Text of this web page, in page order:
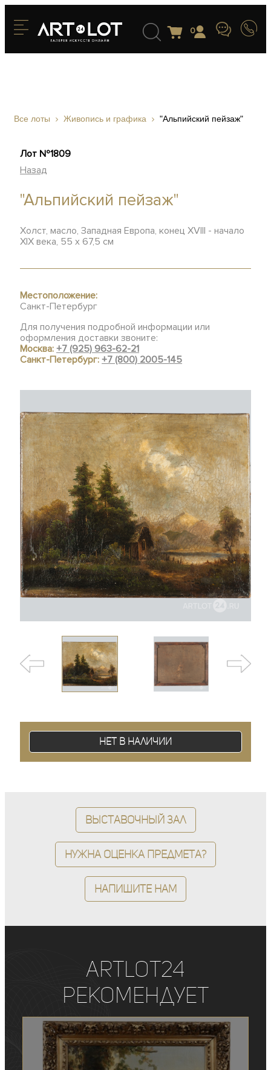
0
Все лоты Живопись и графика "Альпийский пейзаж"
Лот №1809
Назад
"Альпийский пейзаж"
Холст, масло, Западная Европа, конец ХVIII - начало
ХIХ века, 55 х 67,5 см
Местоположение:
Санкт-Петербург
Для получения подробной информации или
оформления доставки звоните:
Москва:+7 (925) 963-62-21
Санкт-Петербург:+7 (800) 2005-145
Нет в наличии
Выставочный зал
Нужна оценка предмета?
Напишите нам
ArtLot24
рекомендует